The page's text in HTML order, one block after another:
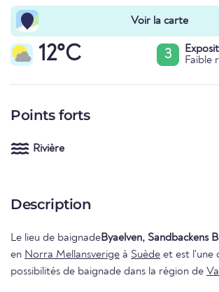
Voir la carte
12°C 3
Faible
Points forts
Rivière
Description
Le lieu de baignadeByaelven, Sandbackens
en Norra Mellansverige à Suède et est l'une
possibilités de baignade dans la région de